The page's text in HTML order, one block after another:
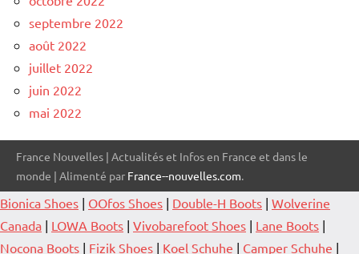
septembre 2022
août 2022
juillet 2022
juin 2022
mai 2022
France Nouvelles | Actualités et Infos en France et dans le
monde | Alimenté par France--nouvelles.com.
Bionica Shoes | OOfos Shoes | Double-H Boots | Wolverine
Canada | LOWA Boots | Vivobarefoot Shoes | Lane Boots |
Nocona Boots | Fizik Shoes | Koel Schuhe | Camper Schuhe |